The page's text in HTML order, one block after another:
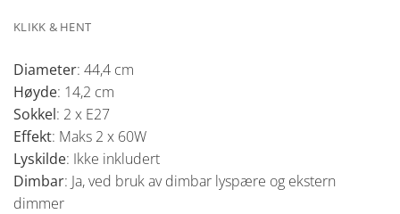
KLIKK & HENT
Diameter: 44,4 cm
Høyde: 14,2 cm
Sokkel: 2 x E27
Effekt: Maks 2 x 60W
Lyskilde: Ikke inkludert
Dimbar: Ja, ved bruk av dimbar lyspære og ekstern
dimmer